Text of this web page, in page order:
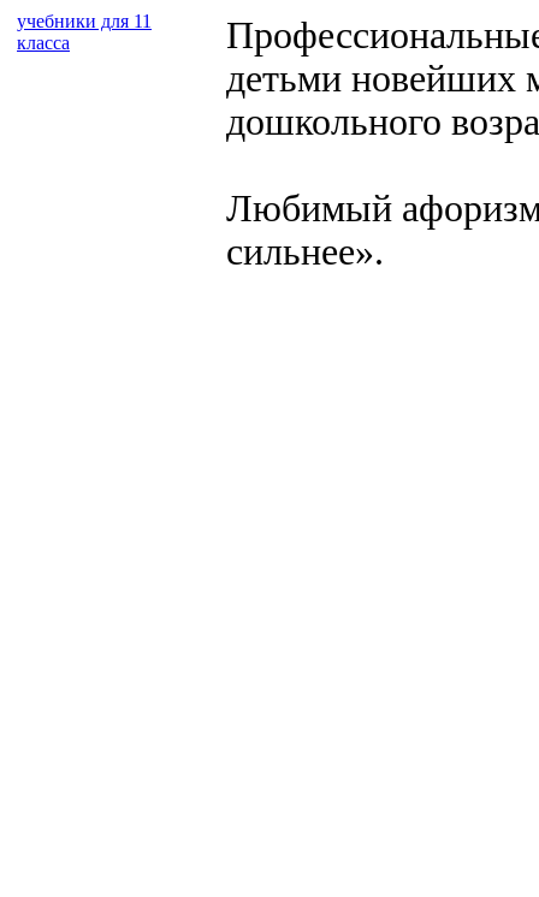
учебники для 11
класса
детьми новейших
дошкольного
Любимый
сильнее».